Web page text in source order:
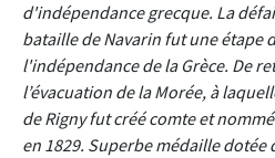
d'indépendance grecque. La
bataille de Navarin fut une étape
l'indépendance de la Grèce. De
l’évacuation de la Morée, à
de Rigny fut créé comte et
en 1829. Superbe médaille